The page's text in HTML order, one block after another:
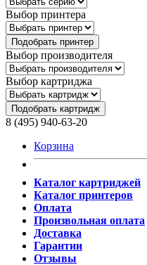
Выбор принтера
Подобрать принтер
Выбор производителя
Выбор картриджа
Подобрать картридж
8 (495) 940-63-20
Корзина
Каталог картриджей
Каталог принтеров
Оплата
Произвольная оплата
Доставка
Гарантии
Отзывы